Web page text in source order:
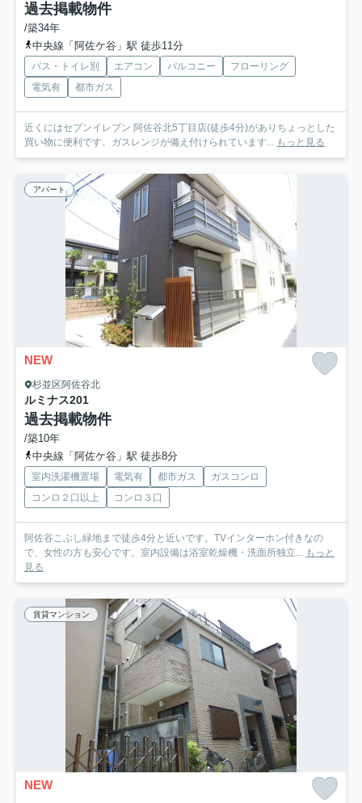
過去掲載物件
/築34年
中央線「阿佐ケ谷」駅 徒歩11分
バス・トイレ別 エアコン バルコニー
フローリング
電気有
都市ガス
近くにはセブンイレブン 阿佐谷北5丁目店(徒歩4分)がありちょっとした
買い物に便利です。ガスレンジが備え付けられています... もっと見る
アパート
NEW
杉並区阿佐谷北
ルミナス201
過去掲載物件
/築10年
中央線「阿佐ケ谷」駅 徒歩8分
室内洗濯機置場 電気有 都市ガス
ガスコンロ
コンロ２口以上
コンロ３口
阿佐谷こぶし緑地まで徒歩4分と近いです。TVインターホン付きなの
で、女性の方も安心です。室内設備は浴室乾燥機・洗面所独立... もっと
見る
賃貸マンション
NEW